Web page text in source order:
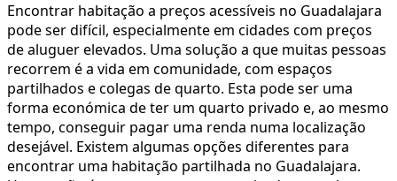
Encontrar habitação a preços acessíveis no Guadalajara
pode ser difícil, especialmente em cidades com preços
de aluguer elevados. Uma solução a que muitas pessoas
recorrem é a vida em comunidade, com espaços
partilhados e colegas de quarto. Esta pode ser uma
forma económica de ter um quarto privado e, ao mesmo
tempo, conseguir pagar uma renda numa localização
desejável. Existem algumas opções diferentes para
encontrar uma habitação partilhada no Guadalajara.